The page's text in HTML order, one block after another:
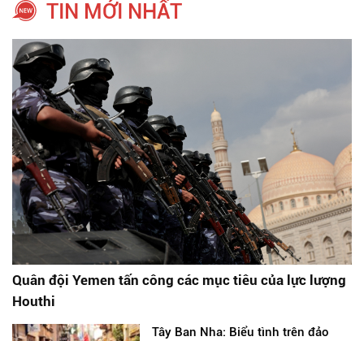
TIN MỚI NHẤT
Quân đội Yemen tấn công các mục tiêu của lực lượng
Houthi
Tây Ban Nha: Biểu tình trên đảo